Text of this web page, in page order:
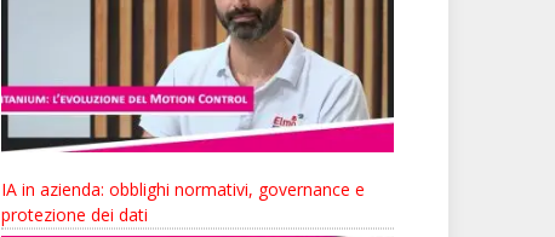
IA in azienda: obblighi normativi, governance e
protezione dei dati